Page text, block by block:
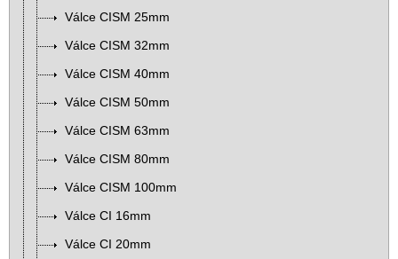
Válce CISM 25mm
Válce CISM 32mm
Válce CISM 40mm
Válce CISM 50mm
Válce CISM 63mm
Válce CISM 80mm
Válce CISM 100mm
Válce CI 16mm
Válce CI 20mm